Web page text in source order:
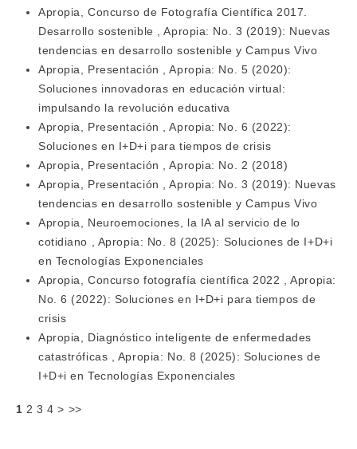
Apropia,Concurso de Fotografía Científica 2017.
Desarrollo sostenible
,Apropia: No. 3 (2019): Nuevas
tendencias en desarrollo sostenible y Campus Vivo
Apropia, Presentación ,Apropia: No. 5 (2020):
Soluciones innovadoras en educación virtual:
impulsando la revolución educativa
Apropia, Presentación ,Apropia: No. 6 (2022):
Soluciones en I+D+i para tiempos de crisis
Apropia, Presentación ,Apropia: No. 2 (2018)
Apropia, Presentación ,Apropia: No. 3 (2019): Nuevas
tendencias en desarrollo sostenible y Campus Vivo
Apropia, Neuroemociones, la IA al servicio de lo
cotidiano
Apropia: No. 8 (2025): Soluciones de I+D+i
en Tecnologías Exponenciales
Apropia,Concurso fotografía científica 2022 ,Apropia:
No. 6 (2022): Soluciones en I+D+i para tiempos de
crisis
Apropia, Diagnóstico inteligente de enfermedades
catastróficas
Apropia: No. 8 (2025): Soluciones de
I+D+i en Tecnologías Exponenciales
1 2 3 4 > >>